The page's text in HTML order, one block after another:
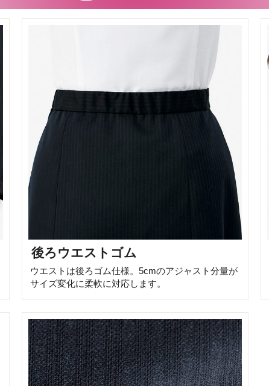
後ろウエストゴム
ウエストは後ろゴム仕様。5cmのアジャスト分量が
サイズ変化に柔軟に対応します。